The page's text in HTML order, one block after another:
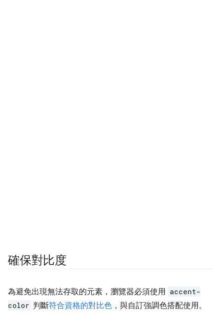
確保對比度
為避免出現無法存取的元素，瀏覽器必須使用 accent-
color 判斷符合資格的對比色 ，與自訂強調色搭配使用。